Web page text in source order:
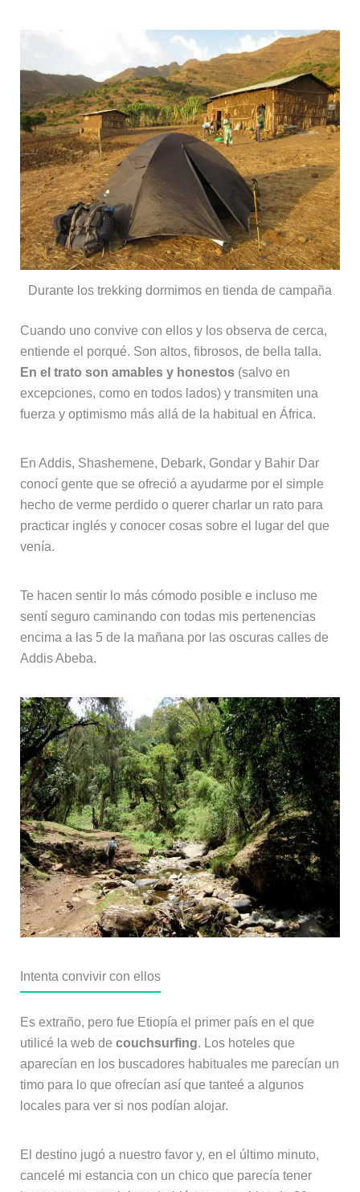
Durante los trekking dormimos en tienda de campaña
Cuando uno convive con ellos y los observa de cerca,
entiende el porqué. Son altos, fibrosos, de bella talla.
En el trato son amables y honestos(salvo en
excepciones, como en todos lados) y transmiten una
fuerza y optimismo más allá de la habitual en África.
En Addis, Shashemene, Debark, Gondar y Bahir Dar
conocí gente que se ofreció a ayudarme por el simple
hecho de verme perdido o querer charlar un rato para
practicar inglés y conocer cosas sobre el lugar del que
venía.
Te hacen sentir lo más cómodo posible e incluso me
sentí seguro caminando con todas mis pertenencias
encima a las 5 de la mañana por las oscuras calles de
Addis Abeba.
Intenta convivir con ellos
Es extraño, pero fue Etiopía el primer país en el que
utilicé la web de couchsurfing. Los hoteles que
aparecían en los buscadores habituales me parecían un
timo para lo que ofrecían así que tanteé a algunos
locales para ver si nos podían alojar.
El destino jugó a nuestro favor y, en el último minuto,
cancelé mi estancia con un chico que parecía tener